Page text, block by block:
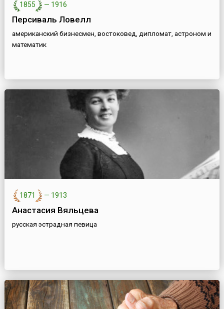
1855 — 1916
Персиваль Ловелл
американский бизнесмен, востоковед, дипломат, астроном и
математик
1871 — 1913
Анастасия Вяльцева
русская эстрадная певица